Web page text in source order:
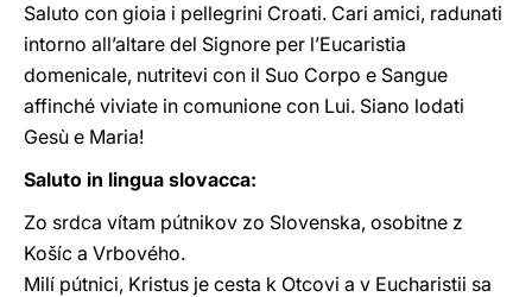
Saluto con gioia i pellegrini Croati. Cari amici, radunati
intorno all’altare del Signore per l’Eucaristia
domenicale, nutritevi con il Suo Corpo e Sangue
affinché viviate in comunione con Lui. Siano lodati
Gesù e Maria!
Saluto in lingua slovacca:
Zo srdca vítam pútnikov zo Slovenska, osobitne z
Košíc a Vrbového.
Milí pútnici, Kristus je cesta k Otcovi a v Eucharistii sa